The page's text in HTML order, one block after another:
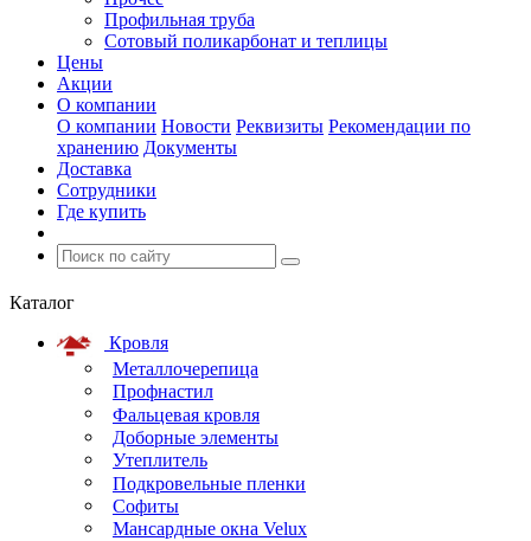
Профильная труба
Сотовый поликарбонат и теплицы
Цены
Акции
О компании
О компании Новости Реквизиты Рекомендации по
хранению Документы
Доставка
Сотрудники
Где купить
Каталог
Кровля
Металлочерепица
Профнастил
Фальцевая кровля
Доборные элементы
Утеплитель
Подкровельные пленки
Софиты
Мансардные окна Velux